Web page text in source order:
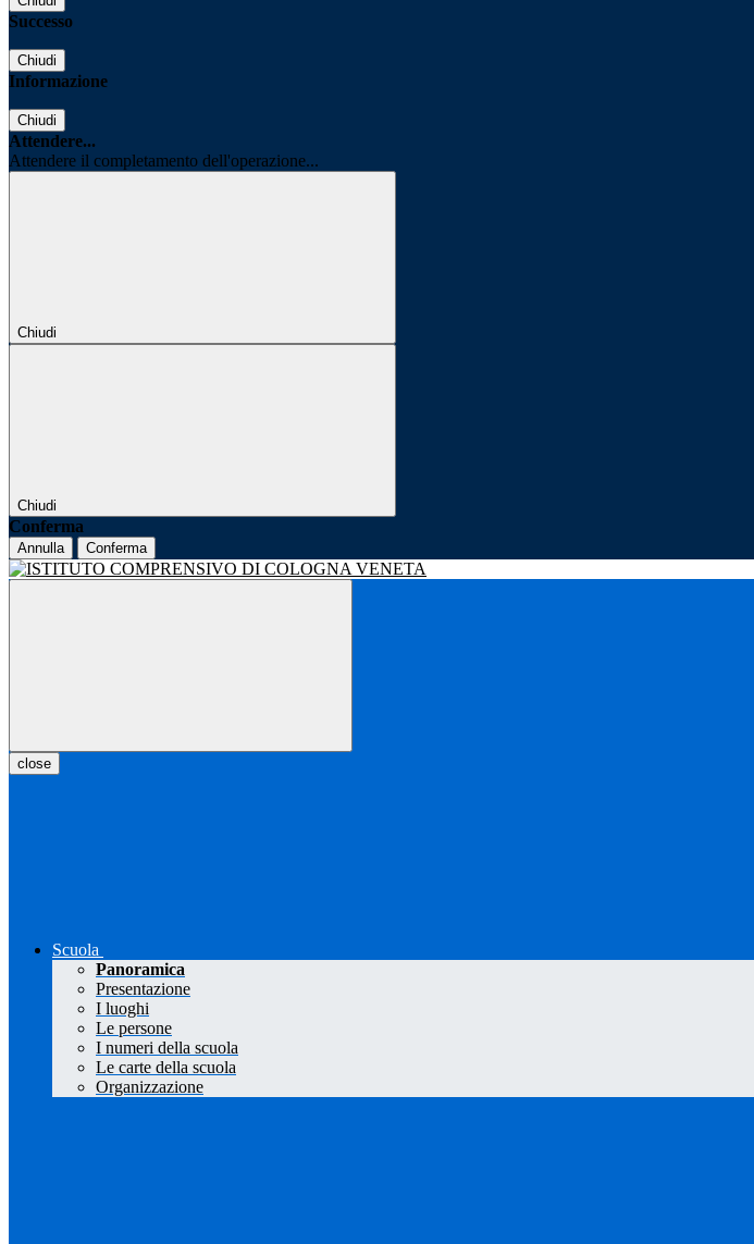
Successo
Chiudi
Informazione
Chiudi
Attendere...
Attendere il completamento dell'operazione...
Chiudi
Chiudi
Conferma
Annulla Conferma
close
Scuola
Panoramica
Presentazione
I luoghi
Le persone
I numeri della scuola
Le carte della scuola
Organizzazione